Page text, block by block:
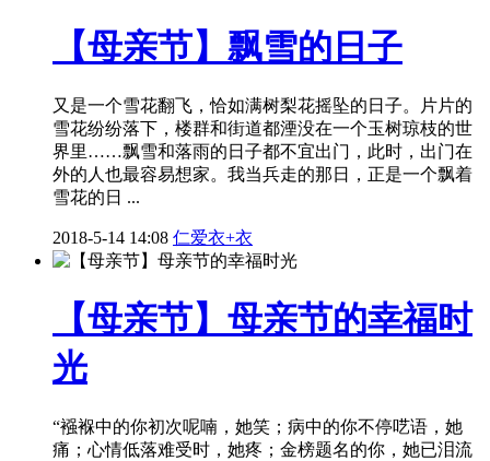
【母亲节】飘雪的日子
又是一个雪花翻飞，恰如满树梨花摇坠的日子。片片的
雪花纷纷落下，楼群和街道都湮没在一个玉树琼枝的世
界里……飘雪和落雨的日子都不宜出门，此时，出门在
外的人也最容易想家。我当兵走的那日，正是一个飘着
雪花的日 ...
2018-5-14 14:08 仁爱衣+衣
【母亲节】母亲节的幸福时
光
“襁褓中的你初次呢喃，她笑；病中的你不停呓语，她
痛；心情低落难受时，她疼；金榜题名的你，她已泪流